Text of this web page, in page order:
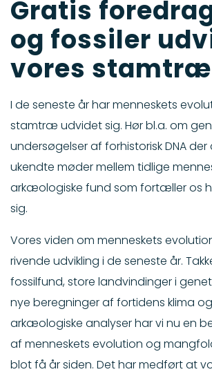
Gratis
og fossiler
vores stamtræ
I de seneste år har menneskets
stamtræ udvidet sig. Hør bl.a. om
undersøgelser af forhistorisk DNA der
ukendte møder mellem tidlige
arkæologiske fund som fortæller os
sig.
Vores viden om menneskets
rivende udvikling i de seneste år.
fossilfund, store landvindinger i
nye beregninger af fortidens klima
arkæologiske analyser har vi nu en
af menneskets evolution og
blot få år siden. Det har medført at